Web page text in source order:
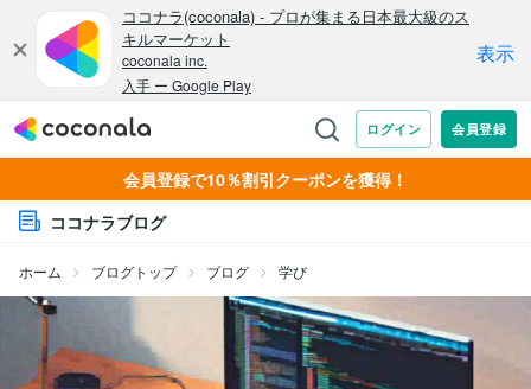
会員登録で10％割引クーポンを獲得！
ココナラブログ
ホーム ブログトップ ブログ 学び